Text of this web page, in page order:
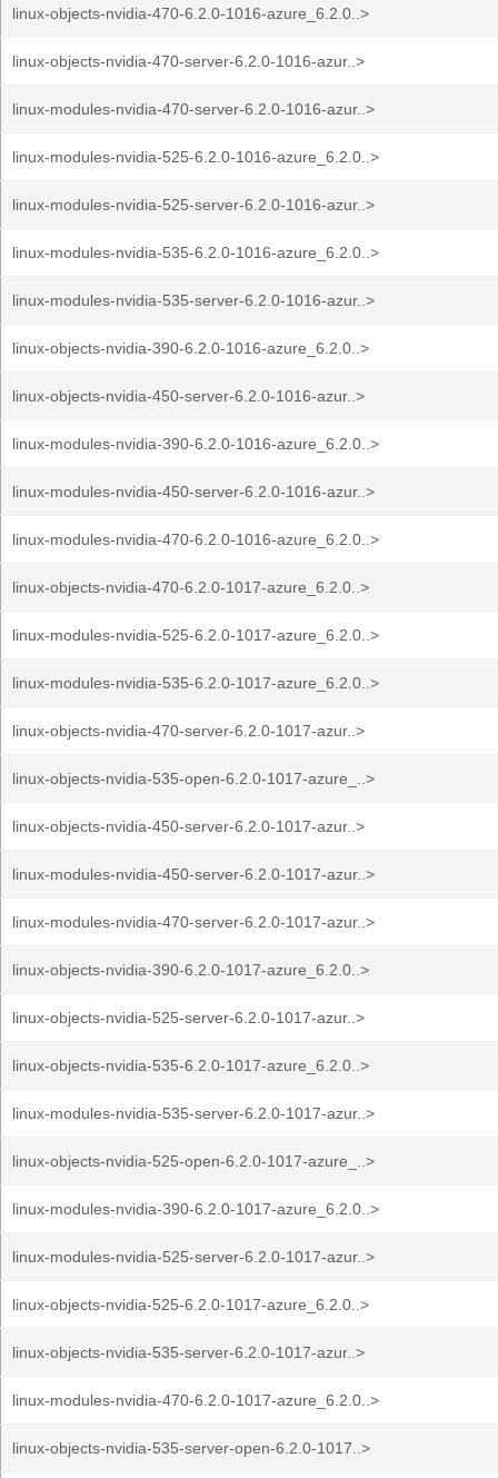
linux-objects-nvidia-470-6.2.0-1016-azure_6.2.0..>
linux-objects-nvidia-470-server-6.2.0-1016-azur..>
linux-modules-nvidia-470-server-6.2.0-1016-azur..>
linux-modules-nvidia-525-6.2.0-1016-azure_6.2.0..>
linux-modules-nvidia-525-server-6.2.0-1016-azur..>
linux-modules-nvidia-535-6.2.0-1016-azure_6.2.0..>
linux-modules-nvidia-535-server-6.2.0-1016-azur..>
linux-objects-nvidia-390-6.2.0-1016-azure_6.2.0..>
linux-objects-nvidia-450-server-6.2.0-1016-azur..>
linux-modules-nvidia-390-6.2.0-1016-azure_6.2.0..>
linux-modules-nvidia-450-server-6.2.0-1016-azur..>
linux-modules-nvidia-470-6.2.0-1016-azure_6.2.0..>
linux-objects-nvidia-470-6.2.0-1017-azure_6.2.0..>
linux-modules-nvidia-525-6.2.0-1017-azure_6.2.0..>
linux-modules-nvidia-535-6.2.0-1017-azure_6.2.0..>
linux-objects-nvidia-470-server-6.2.0-1017-azur..>
linux-objects-nvidia-535-open-6.2.0-1017-azure_..>
linux-objects-nvidia-450-server-6.2.0-1017-azur..>
linux-modules-nvidia-450-server-6.2.0-1017-azur..>
linux-modules-nvidia-470-server-6.2.0-1017-azur..>
linux-objects-nvidia-390-6.2.0-1017-azure_6.2.0..>
linux-objects-nvidia-525-server-6.2.0-1017-azur..>
linux-objects-nvidia-535-6.2.0-1017-azure_6.2.0..>
linux-modules-nvidia-535-server-6.2.0-1017-azur..>
linux-objects-nvidia-525-open-6.2.0-1017-azure_..>
linux-modules-nvidia-390-6.2.0-1017-azure_6.2.0..>
linux-modules-nvidia-525-server-6.2.0-1017-azur..>
linux-objects-nvidia-525-6.2.0-1017-azure_6.2.0..>
linux-objects-nvidia-535-server-6.2.0-1017-azur..>
linux-modules-nvidia-470-6.2.0-1017-azure_6.2.0..>
linux-objects-nvidia-535-server-open-6.2.0-1017..>